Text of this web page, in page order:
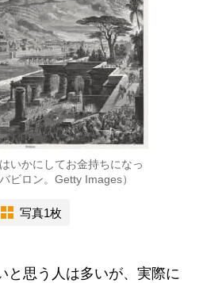
いかにしてお金持ちになっ
ビロン。Getty Images）
写真1枚
思う人は多いが、実際に